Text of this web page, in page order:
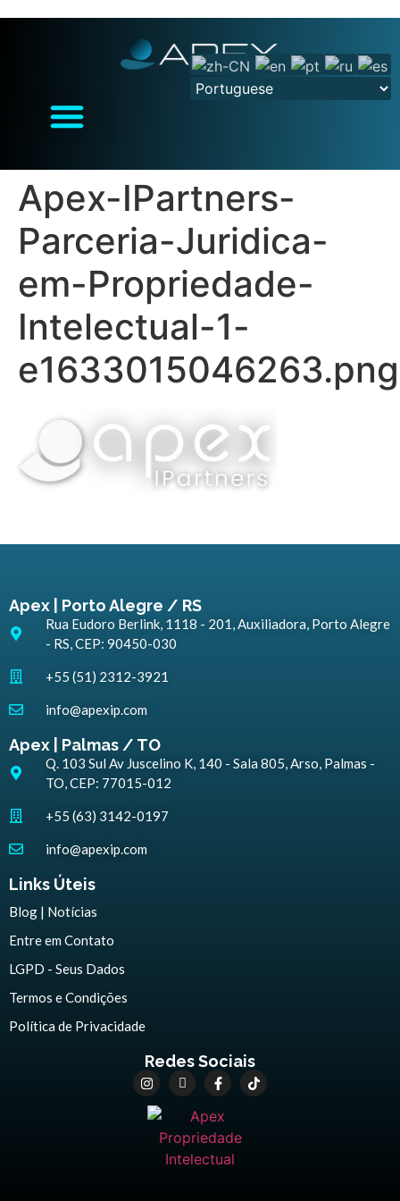
Apex-IPartners-
Parceria-Juridica-
em-Propriedade-
Intelectual-1-
e1633015046263.png
Apex | Porto Alegre / RS
Rua Eudoro Berlink, 1118 - 201, Auxiliadora, Porto Alegre
- RS, CEP: 90450-030
+55 (51) 2312-3921
info@apexip.com
Apex | Palmas / TO
Q. 103 Sul Av Juscelino K, 140 - Sala 805, Arso, Palmas -
TO, CEP: 77015-012
+55 (63) 3142-0197
info@apexip.com
Links Úteis
Blog | Notícias
Entre em Contato
LGPD - Seus Dados
Termos e Condições
Política de Privacidade
Redes Sociais